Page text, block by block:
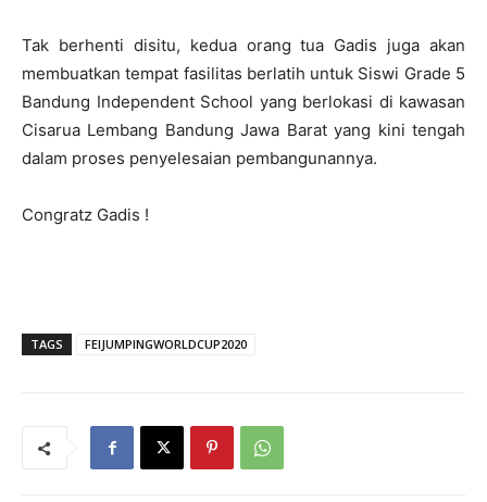
Tak berhenti disitu, kedua orang tua Gadis juga akan
membuatkan tempat fasilitas berlatih untuk Siswi Grade 5
Bandung Independent School yang berlokasi di kawasan
Cisarua Lembang Bandung Jawa Barat yang kini tengah
dalam proses penyelesaian pembangunannya.
Congratz Gadis !
TAGS FEIJUMPINGWORLDCUP2020